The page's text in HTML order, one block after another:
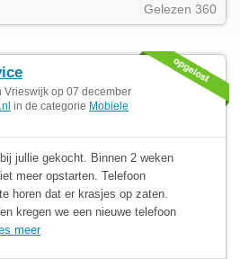
Gelezen 360
Vrieswijk op 07 december
in de categorie Mobiele
jullie gekocht. Binnen 2 weken
meer opstarten. Telefoon
horen dat er krasjes op zaten.
kregen we een nieuwe telefoon
meer